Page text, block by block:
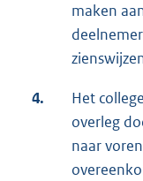
maken
4.
Het
overleg
naar